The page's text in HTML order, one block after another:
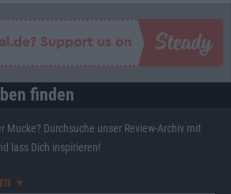
finden
Mucke? Durchsuche unser Review-Archiv mit
lass Dich inspirieren!
▼︎